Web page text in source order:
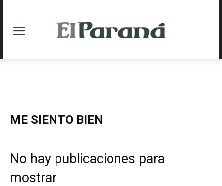
ME SIENTO BIEN
No hay publicaciones para
mostrar